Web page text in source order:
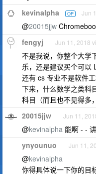
kevinalpha OP Jun
@20015jjw
fengyj Jun 11, 2018
不是我说，你整个大学
乐，还是建议买个可以
还有 cs 专业不是软件
下来，什么数学之类科
科目（而且也不见得多
20015jjw Jun 11,
@kevinalpha 能啊 - -
ynyounuo Jun 11,
@kevinalpha
你得具体说一下你的目